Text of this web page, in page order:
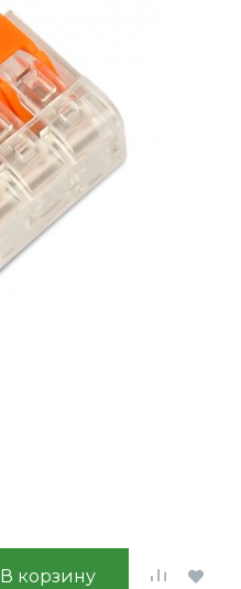
В корзину